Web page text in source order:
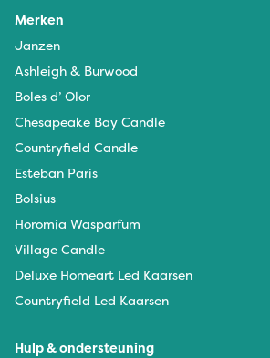
Merken
Janzen
Ashleigh & Burwood
Boles d’ Olor
Chesapeake Bay Candle
Countryfield Candle
Esteban Paris
Bolsius
Horomia Wasparfum
Village Candle
Deluxe Homeart Led Kaarsen
Countryfield Led Kaarsen
Hulp & ondersteuning